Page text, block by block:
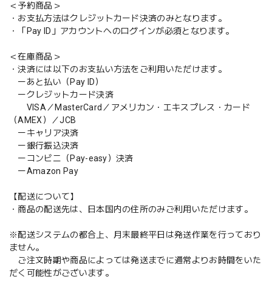
＜予約商品＞
・お支払方法はクレジットカード決済のみとなります。
・「Pay ID」アカウントへのログインが必須となります。
＜在庫商品＞
・決済には以下のお支払い方法をご利用いただけます。
ーあと払い（Pay ID）
ークレジットカード決済
VISA／MasterCard／アメリカン・エキスプレス・カード
（AMEX）／JCB
ーキャリア決済
ー銀行振込決済
ーコンビニ（Pay-easy）決済
ーAmazon Pay
【配送について】
・商品の配送先は、日本国内の住所のみご利用いただけます。
※配送システムの都合上、月末最終平日は発送作業を行っており
ません。
ご注文時期や商品によっては発送までに通常よりお時間をいた
だく可能性がございます。